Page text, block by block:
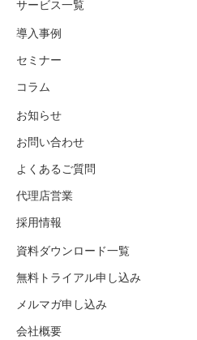
サービス一覧
導入事例
セミナー
コラム
お知らせ
お問い合わせ
よくあるご質問
代理店営業
採用情報
資料ダウンロード一覧
無料トライアル申し込み
メルマガ申し込み
会社概要